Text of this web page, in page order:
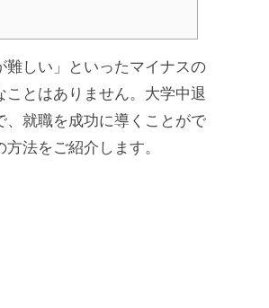
しい」といったマイナスの
とはありません。大学中退
就職を成功に導くことがで
法をご紹介します。